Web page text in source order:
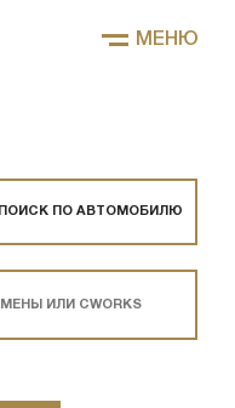
МЕНЮ
ПОИСК ПО АВТОМОБИЛЮ